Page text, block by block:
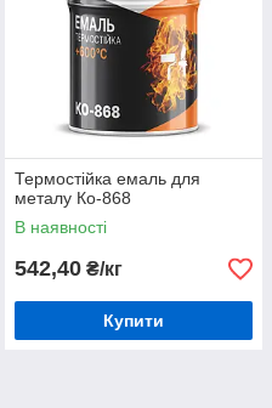
Термостійка емаль для
металу Ко-868
В наявності
542,40 ₴/кг
Купити